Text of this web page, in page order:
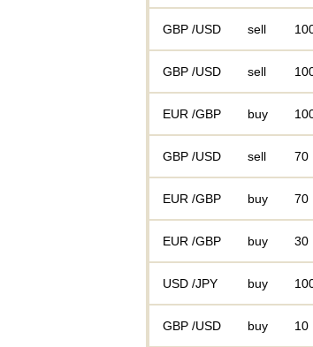
GBP /USD sell
GBP /USD sell
EUR /GBP buy
GBP /USD sell 70
EUR /GBP buy 70
EUR /GBP buy 30
USD /JPY buy
GBP /USD buy 10